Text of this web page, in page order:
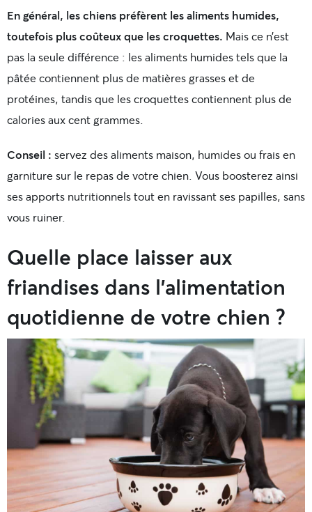
En général, les chiens préfèrent les aliments humides,
toutefois plus coûteux que les croquettes. Mais ce n’est
pas la seule différence : les aliments humides tels que la
pâtée contiennent plus de matières grasses et de
protéines, tandis que les croquettes contiennent plus de
calories aux cent grammes.
Conseil : servez des aliments maison, humides ou frais en
garniture sur le repas de votre chien. Vous boosterez ainsi
ses apports nutritionnels tout en ravissant ses papilles, sans
vous ruiner.
Quelle place laisser aux
friandises dans l’alimentation
quotidienne de votre chien ?